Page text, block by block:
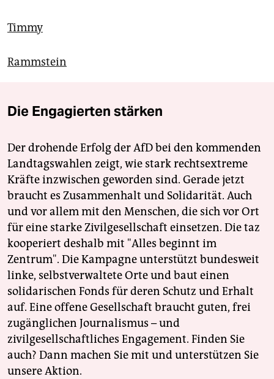
Timmy
Rammstein
Die Engagierten stärken
Der drohende Erfolg der AfD bei den kommenden
Landtagswahlen zeigt, wie stark rechtsextreme
Kräfte inzwischen geworden sind. Gerade jetzt
braucht es Zusammenhalt und Solidarität. Auch
und vor allem mit den Menschen, die sich vor Ort
für eine starke Zivilgesellschaft einsetzen. Die taz
kooperiert deshalb mit "Alles beginnt im
Zentrum". Die Kampagne unterstützt bundesweit
linke, selbstverwaltete Orte und baut einen
solidarischen Fonds für deren Schutz und Erhalt
auf. Eine offene Gesellschaft braucht guten, frei
zugänglichen Journalismus – und
zivilgesellschaftliches Engagement. Finden Sie
auch? Dann machen Sie mit und unterstützen Sie
unsere Aktion.